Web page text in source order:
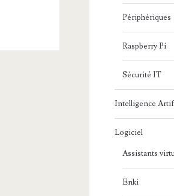
Périphériques
Raspberry Pi
Sécurité IT
Intelligence
Logiciel
Assistants
Enki